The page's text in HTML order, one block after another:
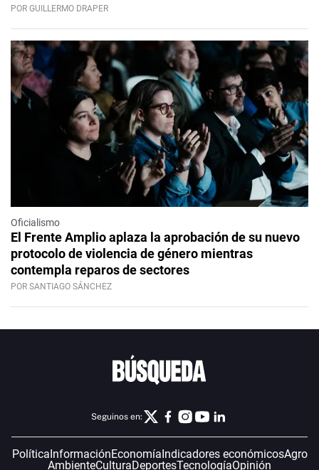
POR GUILLERMO DRAPER
Oficialismo
El Frente Amplio aplaza la aprobación de su nuevo
protocolo de violencia de género mientras
contempla reparos de sectores
POR SANTIAGO SÁNCHEZ
Seguinos en:
PolíticaInformaciónEconomíaIndicadores económicosAgro
AmbienteCulturaDeportesTecnologíaOpinión